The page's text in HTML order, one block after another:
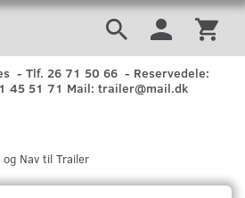
- Tlf. 26 71 50 66 - Reservedele:
45 51 71 Mail: trailer@mail.dk
Nav til Trailer